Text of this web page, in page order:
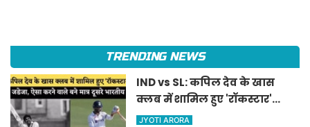
TRENDING NEWS
IND vs SL: कपिल देव के खास
क्लब में शामिल हुए 'रॉकस्टार'
जडेजा, ऐसा करने वाले बने मात्र
JYOTI ARORA